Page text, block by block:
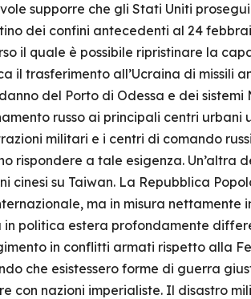
supporre che gli Stati Uniti
dei confini antecedenti al 24
il quale è possibile ripristinare la
il trasferimento all’Ucraina di missili
del Porto di Odessa e dei
russo ai principali centri
militari e i centri di comando
rispondere a tale esigenza. Un’altra
cinesi su Taiwan. La Repubblica
ma in misura
politica estera profondamente
in conflitti armati rispetto alla
che esistessero forme di guerra
con nazioni imperialiste. Il disastro